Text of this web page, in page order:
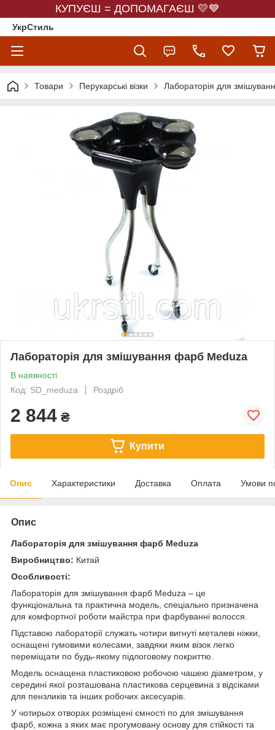
КУПУЄШ = ДОПОМАГАЄШ 💛💙
УкрСтиль
Товари Перукарські візки Лабораторія для
Лабораторія для змішування фарб Meduza
В наявності
Код: SD_meduza
Роздріб
2 844 ₴
Купити
Опис Характеристики Доставка Оплата Умови
Опис
Лабораторія для змішування фарб Meduza
Виробництво: Китай
Особливості:
Лабораторія для змішування фарб Meduza – це
функціональна та практична модель, спеціально призначена
для комфортної роботи майстра при фарбуванні волосся.
Підставою лабораторії служать чотири вигнуті металеві ніжки,
оснащені гумовими колесами, завдяки яким візок легко
переміщати по будь-якому підлоговому покриттю.
Модель оснащена пластиковою робочою чашею діаметром, у
середині якої розташована пластикова серцевина з відсіками
для пензликів та інших робочих аксесуарів.
У чотирьох отворах розміщені ємності по для змішування
фарб, кожна з яких має прогумовану основу для стійкості та